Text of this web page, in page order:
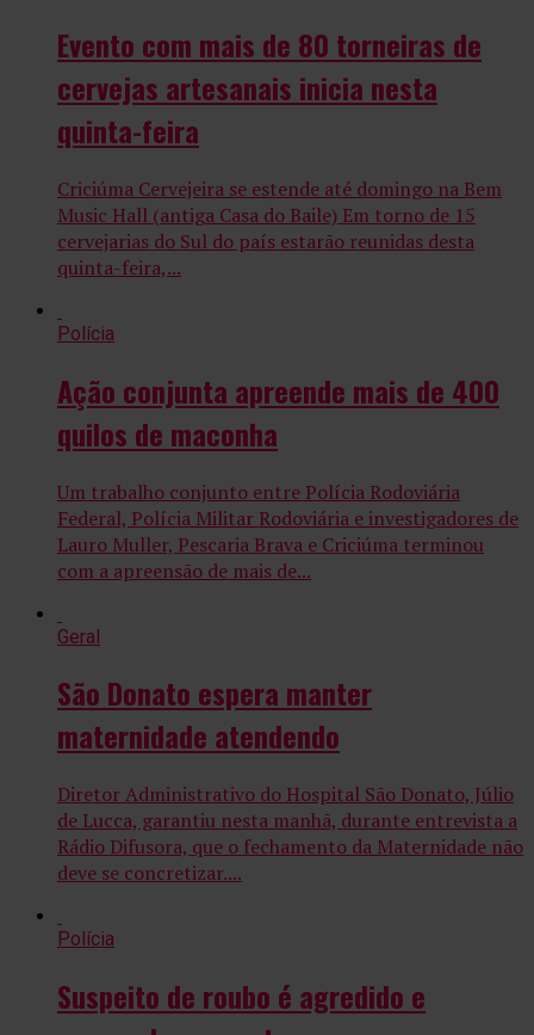
Evento com mais de 80 torneiras de
cervejas artesanais inicia nesta
quinta-feira
Criciúma Cervejeira se estende até domingo na Bem
Music Hall (antiga Casa do Baile) Em torno de 15
cervejarias do Sul do país estarão reunidas desta
quinta-feira,...
Polícia
Ação conjunta apreende mais de 400
quilos de maconha
Um trabalho conjunto entre Polícia Rodoviária
Federal, Polícia Militar Rodoviária e investigadores de
Lauro Muller, Pescaria Brava e Criciúma terminou
com a apreensão de mais de...
Geral
São Donato espera manter
maternidade atendendo
Diretor Administrativo do Hospital São Donato, Júlio
de Lucca, garantiu nesta manhã, durante entrevista a
Rádio Difusora, que o fechamento da Maternidade não
deve se concretizar....
Polícia
Suspeito de roubo é agredido e